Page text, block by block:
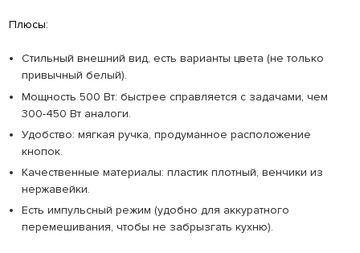
Плюсы:
Стильный внешний вид, есть варианты цвета (не только
привычный белый).
Мощность 500 Вт: быстрее справляется с задачами, чем
300-450 Вт аналоги.
Удобство: мягкая ручка, продуманное расположение
кнопок.
Качественные материалы: пластик плотный, венчики из
нержавейки.
Есть импульсный режим (удобно для аккуратного
перемешивания, чтобы не забрызгать кухню).